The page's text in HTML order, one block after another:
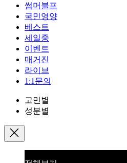
썸머블프
국민영양
베스트
세일중
이벤트
매거진
라이브
1:1문의
고민별
성분별